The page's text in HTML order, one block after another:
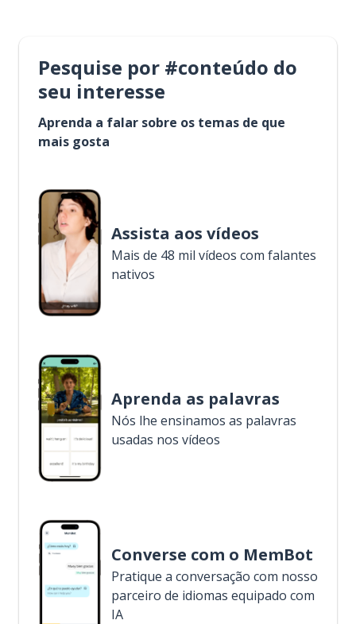
Pesquise por #conteúdo do
seu interesse
Aprenda a falar sobre os temas de que
mais gosta
Assista aos vídeos
Mais de 48 mil vídeos com falantes
nativos
Aprenda as palavras
Nós lhe ensinamos as palavras
usadas nos vídeos
Converse com o MemBot
Pratique a conversação com nosso
parceiro de idiomas equipado com
IA